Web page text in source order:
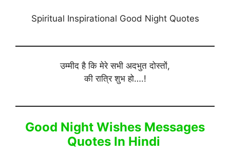
Spiritual Inspirational Good Night Quotes
उम्मीद है कि मेरे सभी अदभुत दोस्तों,
की रात्रि शुभ हो….!
Good Night Wishes Messages
Quotes In Hindi